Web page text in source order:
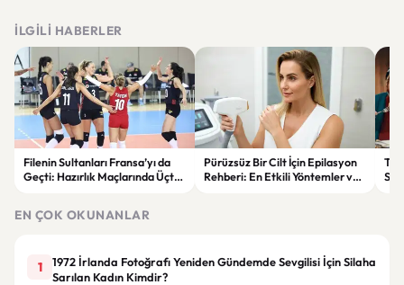
İLGILI HABERLER
Filenin Sultanları Fransa’yı da
Geçti: Hazırlık Maçlarında Üçte
Pürüzsüz Bir Cilt İçin Epilasyon
Rehberi: En Etkili Yöntemler ve
EN ÇOK OKUNANLAR
1
1972 İrlanda Fotoğrafı Yeniden Gündemde Sevgilisi İçin Silaha
Sarılan Kadın Kimdir?